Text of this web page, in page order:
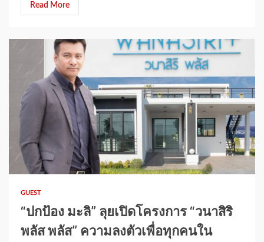
Read More
1 min read
GUEST
“ปกป้อง มะลิ” ลุยเปิดโครงการ “วนาสิริ
พลัส พลัส” ความลงตัวเพื่อทุกคนใน